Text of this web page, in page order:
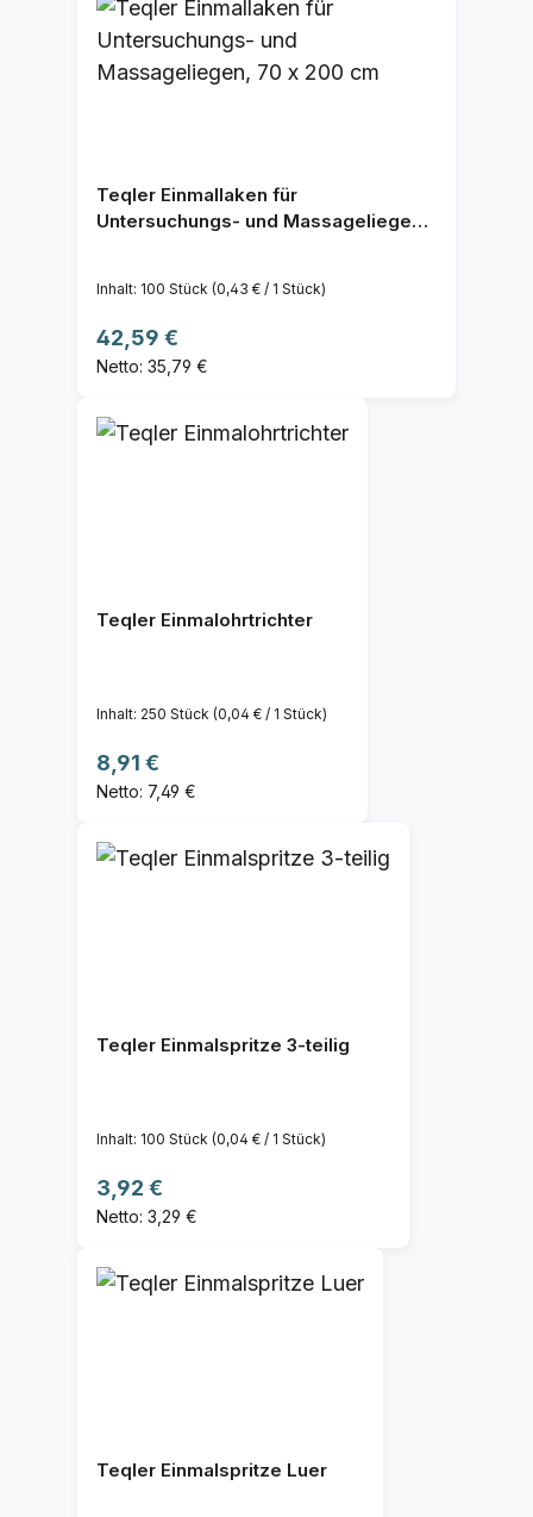
Teqler Einmallaken für
Untersuchungs- und Massageliegen,
Inhalt: 100 Stück (0,43 € / 1 Stück)
Regulärer Preis:
42,59 €
Netto: 35,79 €
Teqler Einmalohrtrichter
Inhalt: 250 Stück (0,04 € / 1 Stück)
Regulärer Preis:
8,91 €
Netto: 7,49 €
Teqler Einmalspritze 3-teilig
Inhalt: 100 Stück (0,04 € / 1 Stück)
Regulärer Preis:
3,92 €
Netto: 3,29 €
Teqler Einmalspritze Luer